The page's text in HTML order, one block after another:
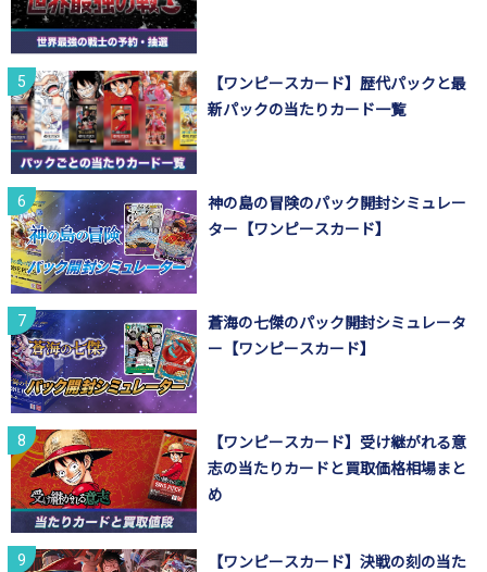
【ワンピースカード】歴代パックと最
新パックの当たりカード一覧
神の島の冒険のパック開封シミュレー
ター【ワンピースカード】
蒼海の七傑のパック開封シミュレータ
ー【ワンピースカード】
【ワンピースカード】受け継がれる意
志の当たりカードと買取価格相場まと
め
【ワンピースカード】決戦の刻の当た